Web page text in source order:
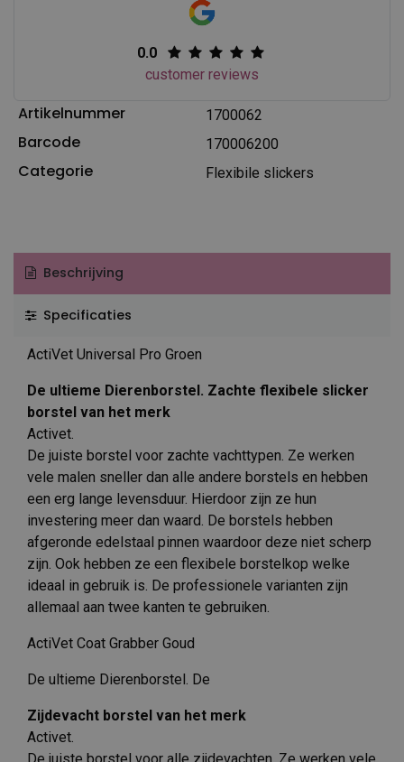
0.0
customer reviews
Artikelnummer 1700062
Barcode 170006200
Categorie Flexibile slickers
Beschrijving
Specificaties
ActiVet Universal Pro Groen
De ultieme Dierenborstel. Zachte flexibele slicker
borstel van het merk
Activet.
De juiste borstel voor zachte vachttypen. Ze werken
vele malen sneller dan alle andere borstels en hebben
een erg lange levensduur. Hierdoor zijn ze hun
investering meer dan waard. De borstels hebben
afgeronde edelstaal pinnen waardoor deze niet scherp
zijn. Ook hebben ze een flexibele borstelkop welke
ideaal in gebruik is. De professionele varianten zijn
allemaal aan twee kanten te gebruiken.
ActiVet Coat Grabber Goud
De ultieme Dierenborstel. De
Zijdevacht borstel van het merk
Activet.